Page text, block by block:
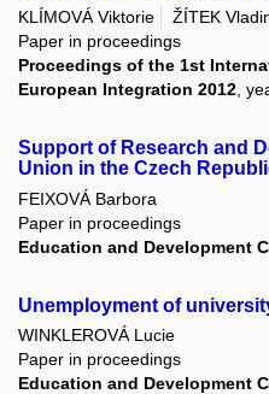
KLÍMOVÁ Viktorie
ŽÍTEK
Paper in proceedings
Proceedings of the 1st
European Integration 2012,
Support of Research and
Union in the Czech
FEIXOVÁ Barbora
Paper in proceedings
Education and Development
Unemployment of
WINKLEROVÁ Lucie
Paper in proceedings
Education and Development